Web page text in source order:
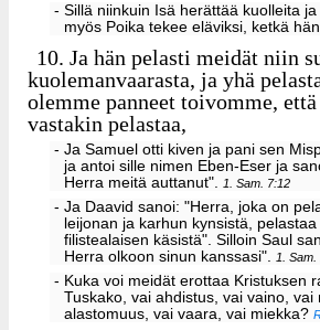
- Sillä niinkuin Isä herättää kuolleita
myös Poika tekee eläviksi, ketkä
10. Ja hän pelasti meidät niin
kuolemanvaarasta, ja yhä
olemme panneet toivomme,
vastakin pelastaa,
- Ja Samuel otti kiven ja pani sen
ja antoi sille nimen Eben-Eser ja
Herra meitä auttanut".1. Sam. 7:12
- Ja Daavid sanoi: "Herra, joka on
leijonan ja karhun kynsistä,
filistealaisen käsistä". Silloin Saul
Herra olkoon sinun kanssasi".
1. Sam.
- Kuka voi meidät erottaa Kristuksen
Tuskako, vai ahdistus, vai vaino, vai
alastomuus, vai vaara, vai miekka?